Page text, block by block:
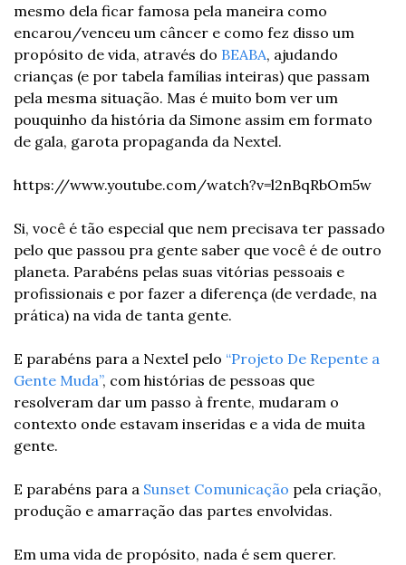
mesmo dela ficar famosa pela maneira como
encarou/venceu um câncer e como fez disso um
propósito de vida, através do BEABA, ajudando
crianças (e por tabela famílias inteiras) que passam
pela mesma situação. Mas é muito bom ver um
pouquinho da história da Simone assim em formato
de gala, garota propaganda da Nextel.
https://www.youtube.com/watch?v=l2nBqRbOm5w
Si, você é tão especial que nem precisava ter passado
pelo que passou pra gente saber que você é de outro
planeta. Parabéns pelas suas vitórias pessoais e
profissionais e por fazer a diferença (de verdade, na
prática) na vida de tanta gente.
E parabéns para a Nextel pelo “Projeto De Repente a
Gente Muda”, com histórias de pessoas que
resolveram dar um passo à frente, mudaram o
contexto onde estavam inseridas e a vida de muita
gente.
E parabéns para a Sunset Comunicação pela criação,
produção e amarração das partes envolvidas.
Em uma vida de propósito, nada é sem querer.